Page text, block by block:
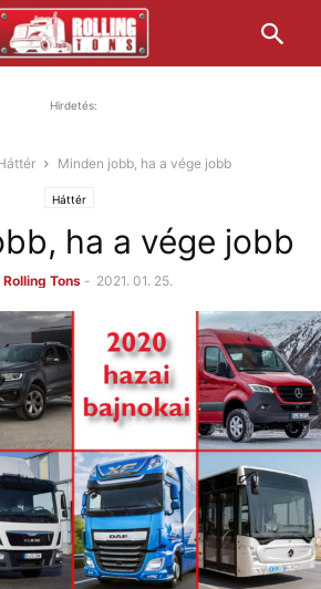
Hirdetés:
Minden jobb, ha a vége jobb
Háttér
ha a vége jobb
Rolling Tons - 2021. 01. 25.